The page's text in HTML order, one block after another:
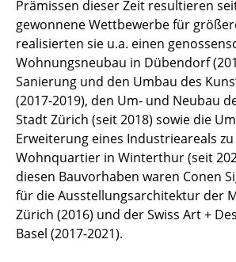
Prämissen dieser Zeit resultieren
gewonnene Wettbewerbe für
realisierten sie u.a. einen
Wohnungsneubau in Dübendorf
Sanierung und den Umbau des
(2017-2019), den Um- und Neubau
Stadt Zürich (seit 2018) sowie die
Erweiterung eines Industrieareals
Wohnquartier in Winterthur (seit
diesen Bauvorhaben waren Conen
für die Ausstellungsarchitektur der
Zürich (2016) und der Swiss Art +
Basel (2017-2021).